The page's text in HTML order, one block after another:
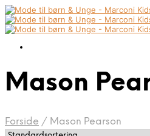
Mason
Forside / Mason Pearson